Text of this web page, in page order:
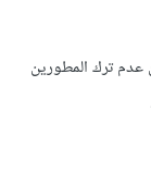
ترك المطورين